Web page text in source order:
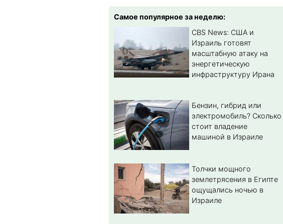
Самое популярное за неделю:
CBS News: США и
Израиль готовят
масштабную атаку на
энергетическую
инфраструктуру Ирана
Бензин, гибрид или
электромобиль? Cколько
стоит владение
машиной в Израиле
Толчки мощного
землетрясения в Египте
ощущались ночью в
Израиле